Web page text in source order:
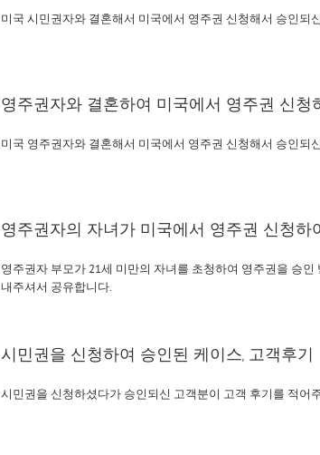
미국 시민권자와 결혼해서 미국에서 영주권 신청해서 승인되
영주권자와 결혼하여 미국에서 영주권 신청
미국 영주권자와 결혼해서 미국에서 영주권 신청해서 승인되
영주권자의 자녀가 미국에서 영주권 신청하
영주권자 부모가 21세 미만의 자녀를 초청하여 영주권을 승
내주셔서 공유합니다.
시민권을 신청하여 승인된 케이스, 고객후기
시민권을 신청하셨다가 승인되신 고객분이 고객 후기를 적어